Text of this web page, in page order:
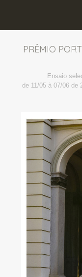
PRÊMIO
Ensaio
de 11/05 à 07/06 de